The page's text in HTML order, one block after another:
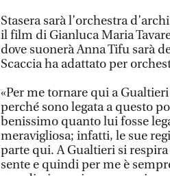
Stasera sarà l’orchestra
il film di Gianluca Maria
dove suonerà Anna Tifu sarà
Scaccia ha adattato per
«Per me tornare qui a
perché sono legata a questo
benissimo quanto lui fosse
meravigliosa; infatti, le sue
parte qui. A Gualtieri si
sente e quindi per me è